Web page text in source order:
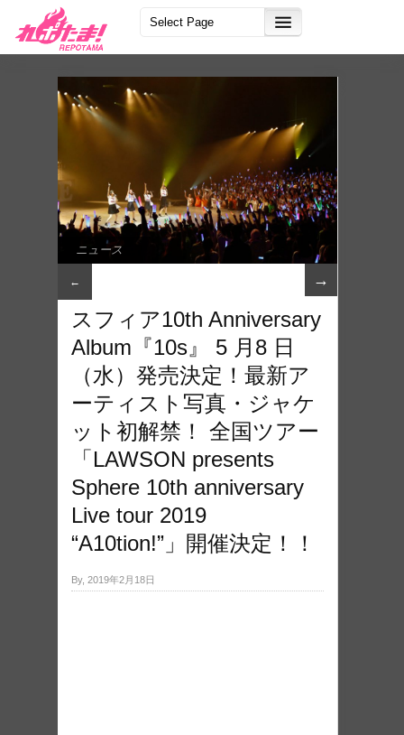
ニュース
← →
スフィア10th Anniversary
Album『10s』 5 ⽉8 ⽇
（⽔）発売決定！最新ア
ーティスト写真・ジャケ
ット初解禁！ 全国ツアー
「LAWSON presents
Sphere 10th anniversary
Live tour 2019
“A10tion!”」開催決定！！
By, 2019年2月18日